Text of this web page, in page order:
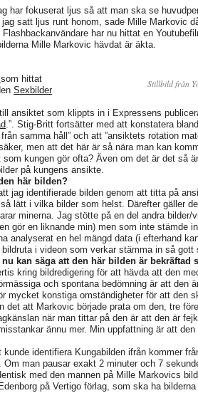
har fokuserat ljus så att man ska se
satt ljus runt honom, sade Mille Markovic
har nu hittat en
Mille Markovic hävdat är äkta.
Stillbild från
som hittat
Sexbilder
ansiktet som klippts in i Expressens
.”. Stig-Britt fortsätter med att konstatera
samma håll” och att ”ansiktets rotation
men att det här är så nära man kan
kungen gör ofta? Även om det är det så
på kungens ansikte.
här bilden?
jag identifierade bilden genom att titta på
lätt i vilka bilder som helst. Därefter gäller
minerna. Jag stötte på en del andra bilder/
gör en liknande min) men som inte stämde
analyserat en hel mängd data (i efterhand
i videon som verkar stämma in så gott
kan säga att den här bilden är bekräftad
kring bildredigering för att hävda att den
och spontana bedömning är att den
mycket konstiga omständigheter för att den
det att Markovic började prata om den, tre
när man tittar på den är att den är
ännu mer. Min uppfattning är att
identifiera Kungabilden ifrån kommer
Om man pausar exakt 2 minuter och 7
med den mannen på Mille Markovics
på Vertigo förlag, som ska ha